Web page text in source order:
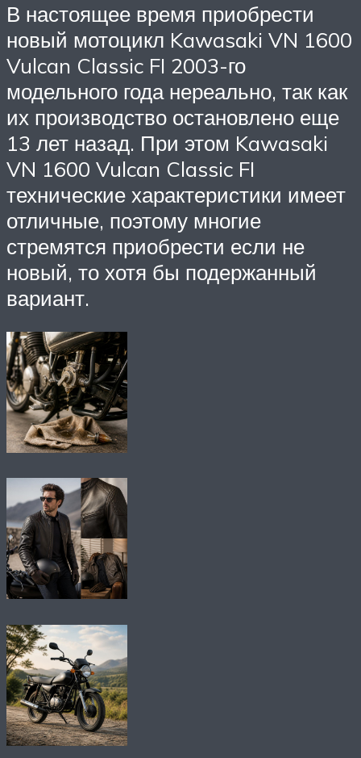
В настоящее время приобрести
новый мотоцикл Kawasaki VN 1600
Vulcan Classic FI 2003-го
модельного года нереально, так как
их производство остановлено еще
13 лет назад. При этом Kawasaki
VN 1600 Vulcan Classic FI
технические характеристики имеет
отличные, поэтому многие
стремятся приобрести если не
новый, то хотя бы подержанный
вариант.